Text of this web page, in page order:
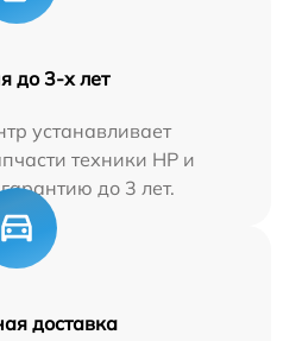
до 3-х лет
устанавливает
техники HP и
до 3 лет.
доставка